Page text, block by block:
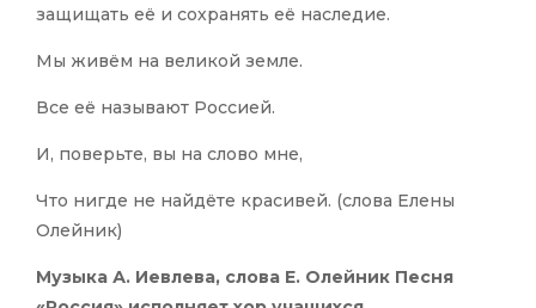
защищать её и сохранять её наследие.
Мы живём на великой земле.
Все её называют Россией.
И, поверьте, вы на слово мне,
Что нигде не найдёте красивей. (слова Елены
Олейник)
Музыка А. Иевлева, слова Е. Олейник Песня